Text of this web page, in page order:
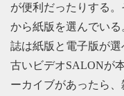
が便利だったりする
から紙版を選んでい
誌は紙版と電子版が選
古いビデオSALONが
ーカイブがあったら